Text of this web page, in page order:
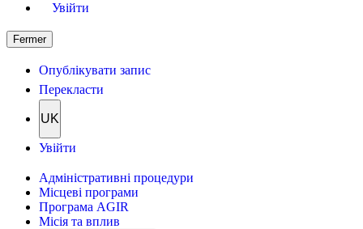
Увійти
Fermer
Опублікувати запис
Перекласти
UK
Увійти
Адміністративні процедури
Місцеві програми
Програма AGIR
Місія та вплив